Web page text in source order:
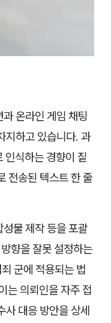
온라인 게임 채팅
지하고 있습니다. 과
인식하는 경향이 짙
전송된 텍스트 한 줄
물 제작 등을 포괄
향을 잘못 설정하는
군에 적용되는 법
는 의뢰인을 자주 접
사 대응 방안을 상세